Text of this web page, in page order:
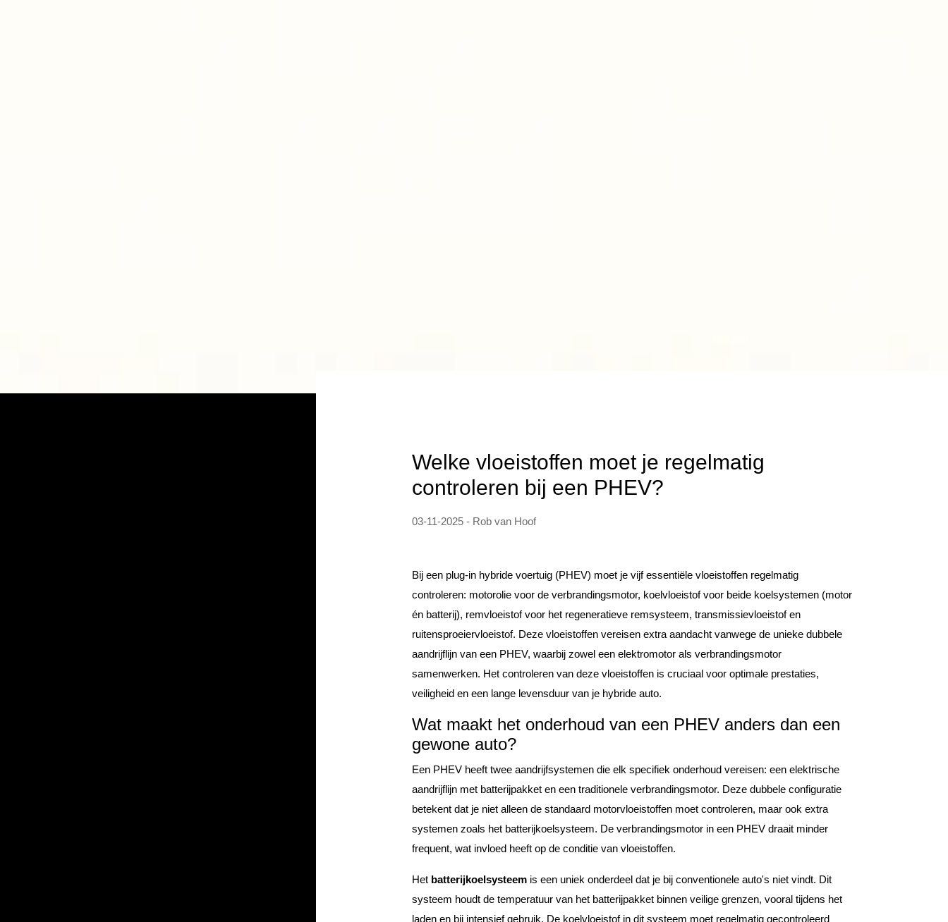
Welke vloeistoffen moet je regelmatig
controleren bij een PHEV?
03-11-2025 - Rob van Hoof
Bij een plug-in hybride voertuig (PHEV) moet je vijf essentiële vloeistoffen regelmatig
controleren: motorolie voor de verbrandingsmotor, koelvloeistof voor beide koelsystemen (motor
én batterij), remvloeistof voor het regeneratieve remsysteem, transmissievloeistof en
ruitensproeiervloeistof. Deze vloeistoffen vereisen extra aandacht vanwege de unieke dubbele
aandrijflijn van een PHEV, waarbij zowel een elektromotor als verbrandingsmotor
samenwerken. Het controleren van deze vloeistoffen is cruciaal voor optimale prestaties,
veiligheid en een lange levensduur van je hybride auto.
Wat maakt het onderhoud van een PHEV anders dan een
gewone auto?
Een PHEV heeft twee aandrijfsystemen die elk specifiek onderhoud vereisen: een elektrische
aandrijflijn met batterijpakket en een traditionele verbrandingsmotor. Deze dubbele configuratie
betekent dat je niet alleen de standaard motorvloeistoffen moet controleren, maar ook extra
systemen zoals het batterijkoelsysteem. De verbrandingsmotor in een PHEV draait minder
frequent, wat invloed heeft op de conditie van vloeistoffen.
Het batterijkoelsysteemis een uniek onderdeel dat je bij conventionele auto's niet vindt. Dit
systeem houdt de temperatuur van het batterijpakket binnen veilige grenzen, vooral tijdens het
laden en bij intensief gebruik. De koelvloeistof in dit systeem moet regelmatig gecontroleerd